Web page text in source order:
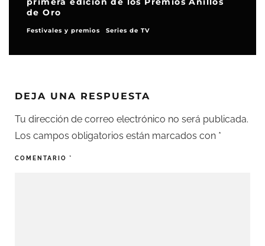
de Oro
Festivales y premios Series de TV
DEJA UNA RESPUESTA
Tu dirección de correo electrónico no será publicada.
Los campos obligatorios están marcados con *
COMENTARIO *